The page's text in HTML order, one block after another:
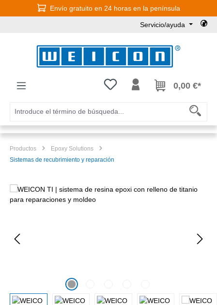
Saltar al contenido principalEnvío gratuito en 24 horas en la península
Servicio/ayuda
Tienes 0 artículos en tu lista de
0,00 €*
Productos
Epoxy Solutions
Sistemas de recubrimiento y reparación
Omitir galería de imágenes